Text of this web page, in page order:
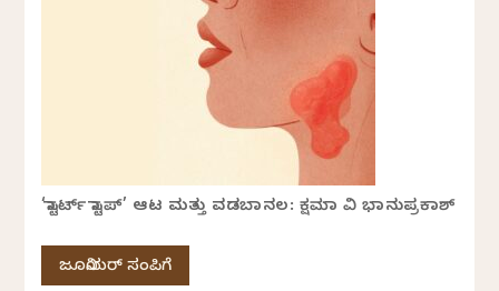
‘ಸ್ಟಾರ್ಟ್ ಸ್ಟಾಪ್’ ಆಟ ಮತ್ತು ವಡಬಾನಲ: ಕ್ಷಮಾ ವಿ ಭಾನುಪ್ರಕಾಶ್
ಜೂನಿಯರ್ ಸಂಪಿಗೆ